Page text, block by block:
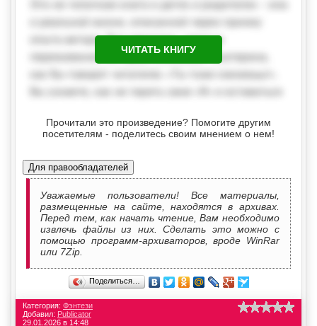
ЧИТАТЬ КНИГУ
Прочитали это произведение? Помогите другим
посетителям - поделитесь своим мнением о нем!
Для правообладателей
Уважаемые пользователи! Все материалы,
размещенные на сайте, находятся в архивах.
Перед тем, как начать чтение, Вам необходимо
извлечь файлы из них. Сделать это можно с
помощью программ-архиваторов, вроде WinRar
или 7Zip.
Поделиться…
Категория: Фэнтези
Добавил: Publicator
29.01.2026 в 14:48